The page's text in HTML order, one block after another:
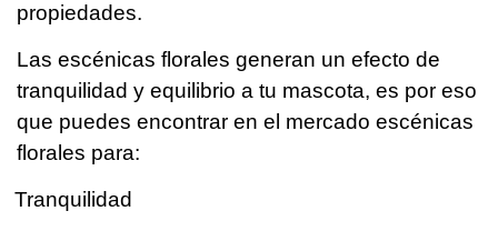
propiedades.
Las escénicas florales generan un efecto de
tranquilidad y equilibrio a tu mascota, es por eso
que puedes encontrar en el mercado escénicas
florales para:
Tranquilidad